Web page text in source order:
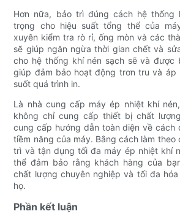
Hơn nữa, bảo trì đúng cách hệ thống
trọng cho hiệu suất tổng thể của
xuyên kiểm tra rò rỉ, ống mòn và các
sẽ giúp ngăn ngừa thời gian chết và
cho hệ thống khí nén sạch sẽ và được
giúp đảm bảo hoạt động trơn tru và áp
suốt quá trình in.
Là nhà cung cấp máy ép nhiệt khí
không chỉ cung cấp thiết bị chất
cung cấp hướng dẫn toàn diện về cách
tiềm năng của máy. Bằng cách làm theo
trì và tận dụng tối đa máy ép nhiệt khí
thể đảm bảo rằng khách hàng của
chất lượng chuyên nghiệp và tối đa
họ.
Phần kết luận